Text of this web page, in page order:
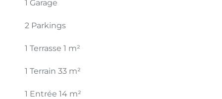
1 Garage
2 Parkings
1 Terrasse 1 m²
1 Terrain 33 m²
1 Entrée 14 m²